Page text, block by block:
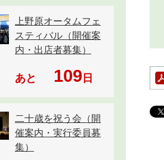
上野原オータムフェ
スティバル（開催案
内・出店者募集）
あと 109 日
二十歳を祝う会（開
催案内・実行委員募
集）